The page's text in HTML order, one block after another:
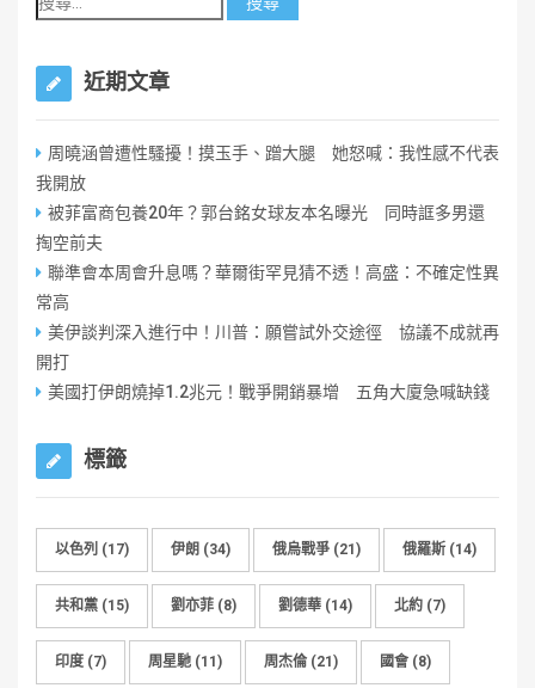
近期文章
周曉涵曾遭性騷擾！摸玉手、蹭大腿 她怒喊：我性感不代表
我開放
被菲富商包養20年？郭台銘女球友本名曝光 同時誆多男還
掏空前夫
聯準會本周會升息嗎？華爾街罕見猜不透！高盛：不確定性異
常高
美伊談判深入進行中！川普：願嘗試外交途徑 協議不成就再
開打
美國打伊朗燒掉1.2兆元！戰爭開銷暴增 五角大廈急喊缺錢
標籤
以色列 (17) 伊朗 (34) 俄烏戰爭 (21) 俄羅斯 (14)
共和黨 (15) 劉亦菲 (8) 劉德華 (14) 北約 (7)
印度 (7) 周星馳 (11) 周杰倫 (21) 國會 (8)